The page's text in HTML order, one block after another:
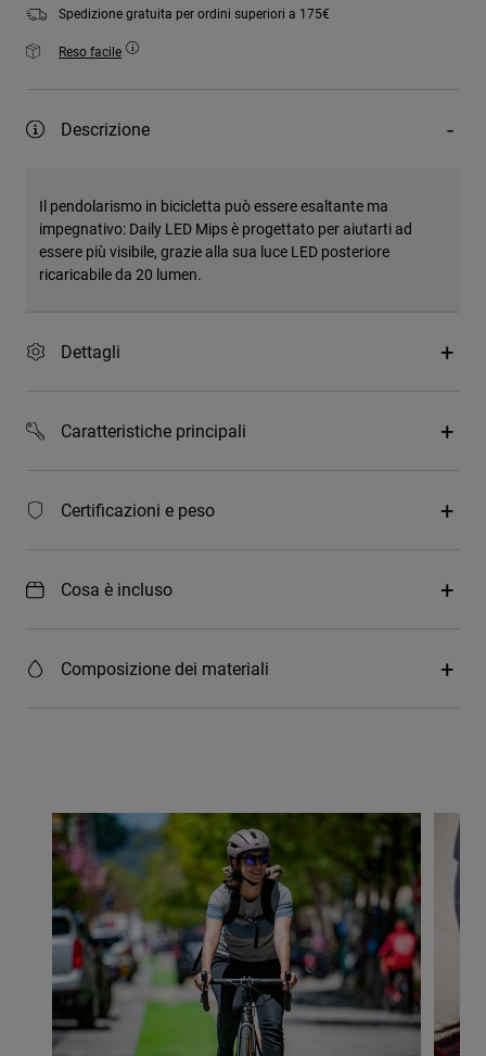
Spedizione gratuita per ordini superiori a 175€
Reso facile
Descrizione
Il pendolarismo in bicicletta può essere esaltante ma
impegnativo: Daily LED Mips è progettato per aiutarti ad
essere più visibile, grazie alla sua luce LED posteriore
ricaricabile da 20 lumen.
Dettagli
Caratteristiche principali
Certificazioni e peso
Cosa è incluso
Composizione dei materiali